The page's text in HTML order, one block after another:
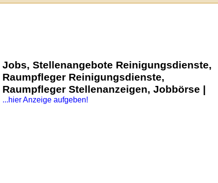
Jobs, Stellenangebote Reinigungsdienste,
Raumpfleger Reinigungsdienste,
Raumpfleger Stellenanzeigen, Jobbörse |
...hier Anzeige aufgeben!